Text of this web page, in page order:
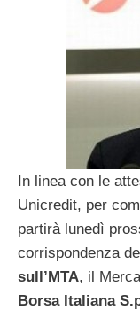
In linea con le
Unicredit, per
partirà lunedì
corrispondenza
sull’MTA, il
Borsa Italiana